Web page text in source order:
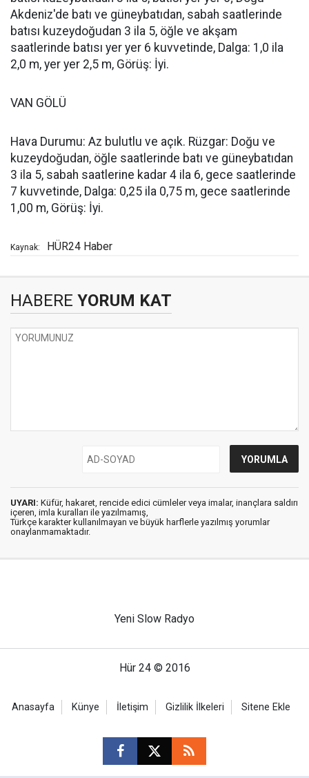
Akdeniz'de batı ve güneybatıdan, sabah saatlerinde
batısı kuzeydoğudan 3 ila 5, öğle ve akşam
saatlerinde batısı yer yer 6 kuvvetinde, Dalga: 1,0 ila
2,0 m, yer yer 2,5 m, Görüş: İyi.
VAN GÖLÜ
Hava Durumu: Az bulutlu ve açık. Rüzgar: Doğu ve
kuzeydoğudan, öğle saatlerinde batı ve güneybatıdan
3 ila 5, sabah saatlerine kadar 4 ila 6, gece saatlerinde
7 kuvvetinde, Dalga: 0,25 ila 0,75 m, gece saatlerinde
1,00 m, Görüş: İyi.
Kaynak: HÜR24 Haber
HABERE YORUM KAT
UYARI: Küfür, hakaret, rencide edici cümleler veya imalar, inançlara saldırı
içeren, imla kuralları ile yazılmamış,
Türkçe karakter kullanılmayan ve büyük harflerle yazılmış yorumlar
onaylanmamaktadır.
Yeni Slow Radyo
Hür 24 © 2016
Anasayfa Künye İletişim Gizlilik İlkeleri Sitene Ekle